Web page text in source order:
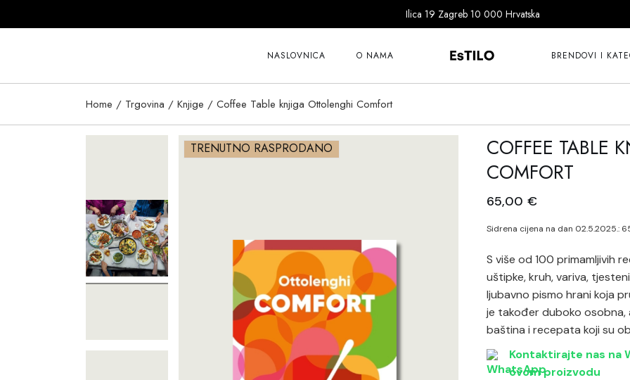
the
Ilica 19 Zagreb 10 000 Hrvatska
NASLOVNICA O NAMA BRENDOVI I
Cereria Molla
Dragon Diffusion
Fer à Cheval
Guanabana
Ichendorf
Katira Espe
Klimchi
Klong
101 Copenhagen
Bitossi
Fer à Cheval
Goodwill
Katira Espe
Klimchi
Klong
Lene Bjerre
Linoroom
Räder
Home Trgovina Knjige Coffee Table knjiga Ottolenghi Comfort
TRENUTNO RASPRODANO
COFFEE TABLE
COMFORT
65,00 €
Sidrena cijena na dan 02.5.2025.:
S više od 100 primamljivih
uštipke, kruh, variva,
ljubavno pismo hrani koja
je također duboko osobna,
baština i recepata koji su
Kontaktirajte nas na
ovom proizvodu